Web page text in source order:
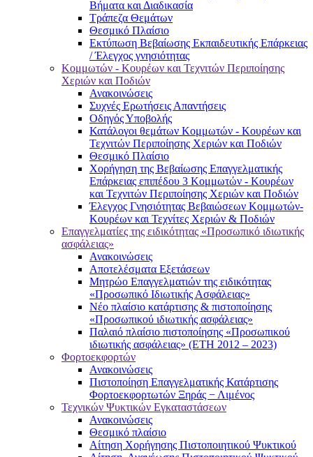
Βήματα και Διαδικασία
Τράπεζα Θεμάτων
Θεσμικό Πλαίσιο
Εκτύπωση Βεβαίωσης Εκπαιδευτικής Επάρκειας
/ Έλεγχος γνησιότητας
Κομμωτών - Κουρέων και Τεχνιτών Περιποίησης
Χεριών και Ποδιών
Ανακοινώσεις
Συχνές Ερωτήσεις Απαντήσεις
Οδηγός Υποβολής
Κατάλογοι θεμάτων Κομμωτών - Κουρέων και
Τεχνιτών Περιποίησης Χεριών και Ποδιών
Θεσμικό Πλαίσιο
Χορήγηση της Βεβαίωσης Επαγγελματικής
Επάρκειας επιπέδου 3 Κομμωτών - Κουρέων
και Τεχνιτών Περιποίησης Χεριών και Ποδιών
Έλεγχος Γνησιότητας Βεβαιώσεων Κομμωτών-
Κουρέων και Τεχνίτες Χεριών & Ποδιών
Επαγγελματίες της ειδικότητας «Προσωπικό ιδιωτικής
ασφάλειας»
Ανακοινώσεις
Αποτελέσματα Εξετάσεων
Μητρώο Επαγγελματιών της ειδικότητας
«Προσωπικό Ιδιωτικής Ασφάλειας»
Νέο πλαίσιο κατάρτισης & πιστοποίησης
«Προσωπικού ιδιωτικής ασφάλειας»
Παλαιό πλαίσιο πιστοποίησης «Προσωπικού
ιδιωτικής ασφάλειας» (ΕΤΗ 2012 – 2023)
Φορτοεκφορτών
Ανακοινώσεις
Πιστοποίηση Επαγγελματικής Κατάρτισης
Φορτοεκφορτωτών Ξηράς − Λιμένος
Τεχνικών Ψυκτικών Εγκαταστάσεων
Ανακοινώσεις
Θεσμικό πλαίσιο
Αίτηση Χορήγησης Πιστοποιητικού Ψυκτικού